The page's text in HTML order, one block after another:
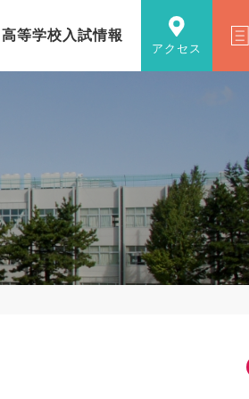
高等学校入試情報
アクセス